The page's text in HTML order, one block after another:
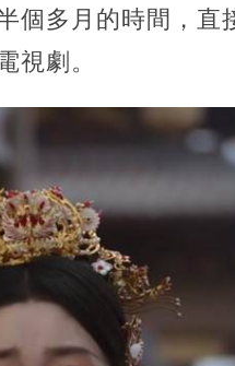
個多月的時間，
視劇。